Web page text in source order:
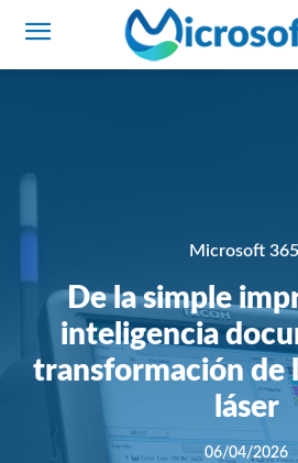
Microsoft 365
De la simple
inteligencia
transformación de
láser
06/04/2026